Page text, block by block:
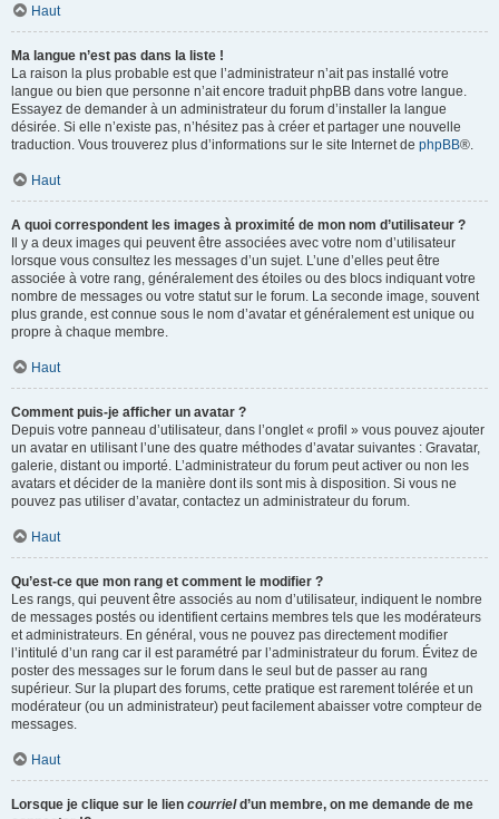
Haut
Ma langue n’est pas dans la liste !
La raison la plus probable est que l’administrateur n’ait pas installé votre
langue ou bien que personne n’ait encore traduit phpBB dans votre langue.
Essayez de demander à un administrateur du forum d’installer la langue
désirée. Si elle n’existe pas, n’hésitez pas à créer et partager une nouvelle
traduction. Vous trouverez plus d’informations sur le site Internet de phpBB®.
Haut
A quoi correspondent les images à proximité de mon nom d’utilisateur ?
Il y a deux images qui peuvent être associées avec votre nom d’utilisateur
lorsque vous consultez les messages d’un sujet. L’une d’elles peut être
associée à votre rang, généralement des étoiles ou des blocs indiquant votre
nombre de messages ou votre statut sur le forum. La seconde image, souvent
plus grande, est connue sous le nom d’avatar et généralement est unique ou
propre à chaque membre.
Haut
Comment puis-je afficher un avatar ?
Depuis votre panneau d’utilisateur, dans l’onglet « profil » vous pouvez ajouter
un avatar en utilisant l’une des quatre méthodes d’avatar suivantes : Gravatar,
galerie, distant ou importé. L’administrateur du forum peut activer ou non les
avatars et décider de la manière dont ils sont mis à disposition. Si vous ne
pouvez pas utiliser d’avatar, contactez un administrateur du forum.
Haut
Qu’est-ce que mon rang et comment le modifier ?
Les rangs, qui peuvent être associés au nom d’utilisateur, indiquent le nombre
de messages postés ou identifient certains membres tels que les modérateurs
et administrateurs. En général, vous ne pouvez pas directement modifier
l’intitulé d’un rang car il est paramétré par l’administrateur du forum. Évitez de
poster des messages sur le forum dans le seul but de passer au rang
supérieur. Sur la plupart des forums, cette pratique est rarement tolérée et un
modérateur (ou un administrateur) peut facilement abaisser votre compteur de
messages.
Haut
Lorsque je clique sur le lien courrield’un membre, on me demande de me